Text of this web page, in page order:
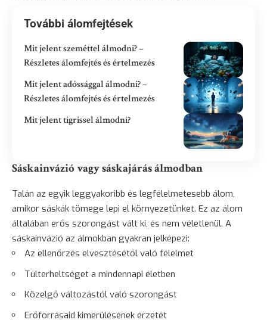
További álomfejtések
Mit jelent szeméttel álmodni? –
Részletes álomfejtés és értelmezés
Mit jelent adóssággal álmodni? –
Részletes álomfejtés és értelmezés
Mit jelent tigrissel álmodni?
Sáskainvázió vagy sáskajárás álmodban
Talán az egyik leggyakoribb és legfélelmetesebb álom,
amikor sáskák tömege lepi el környezetünket. Ez az álom
általában erős szorongást vált ki, és nem véletlenül. A
sáskainvázió az álmokban gyakran jelképezi:
Az ellenőrzés elvesztésétől való félelmet
Túlterheltséget a mindennapi életben
Közelgő változástól való szorongást
Erőforrásaid kimerülésének érzetét